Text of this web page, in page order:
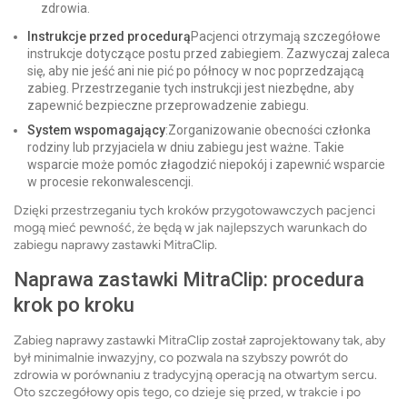
zdrowia.
Instrukcje przed procedurąPacjenci otrzymają szczegółowe
instrukcje dotyczące postu przed zabiegiem. Zazwyczaj zaleca
się, aby nie jeść ani nie pić po północy w noc poprzedzającą
zabieg. Przestrzeganie tych instrukcji jest niezbędne, aby
zapewnić bezpieczne przeprowadzenie zabiegu.
System wspomagający:Zorganizowanie obecności członka
rodziny lub przyjaciela w dniu zabiegu jest ważne. Takie
wsparcie może pomóc złagodzić niepokój i zapewnić wsparcie
w procesie rekonwalescencji.
Dzięki przestrzeganiu tych kroków przygotowawczych pacjenci
mogą mieć pewność, że będą w jak najlepszych warunkach do
zabiegu naprawy zastawki MitraClip.
Naprawa zastawki MitraClip: procedura
krok po kroku
Zabieg naprawy zastawki MitraClip został zaprojektowany tak, aby
był minimalnie inwazyjny, co pozwala na szybszy powrót do
zdrowia w porównaniu z tradycyjną operacją na otwartym sercu.
Oto szczegółowy opis tego, co dzieje się przed, w trakcie i po